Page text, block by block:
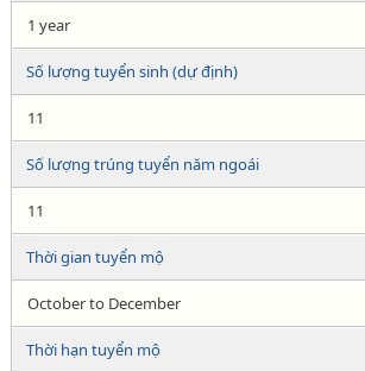
1 year
Số lượng tuyển sinh (dự định)
11
Số lượng trúng tuyển năm ngoái
11
Thời gian tuyển mộ
October to December
Thời hạn tuyển mộ